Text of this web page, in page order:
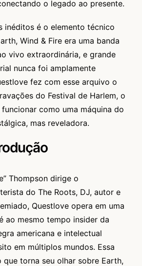
o legado ao presente.
inéditos é o elemento técnico
Wind & Fire era uma banda
vivo extraordinária, e grande
nunca foi amplamente
fez com esse arquivo o
do Festival de Harlem, o
como uma máquina do
mas reveladora.
Thompson dirige o
do The Roots, DJ, autor e
Questlove opera em uma
ao mesmo tempo insider da
americana e intelectual
em múltiplos mundos. Essa
que torna seu olhar sobre Earth,